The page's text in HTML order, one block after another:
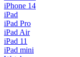
iPhone 14
iPad
iPad Pro
iPad Air
iPad 11
iPad mini